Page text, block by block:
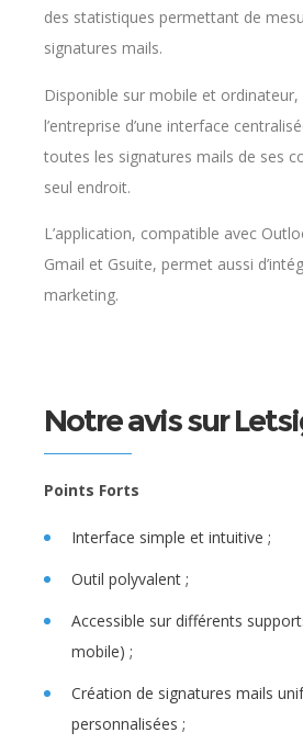
des statistiques permettant de
signatures mails.
Disponible sur mobile et
l’entreprise d’une interface
toutes les signatures mails de ses
seul endroit.
L’application, compatible avec
Gmail et Gsuite, permet aussi
marketing.
Notre avis sur
Points Forts
Interface simple et intuitive ;
Outil polyvalent ;
Accessible sur différents
mobile) ;
Création de signatures mails
personnalisées ;